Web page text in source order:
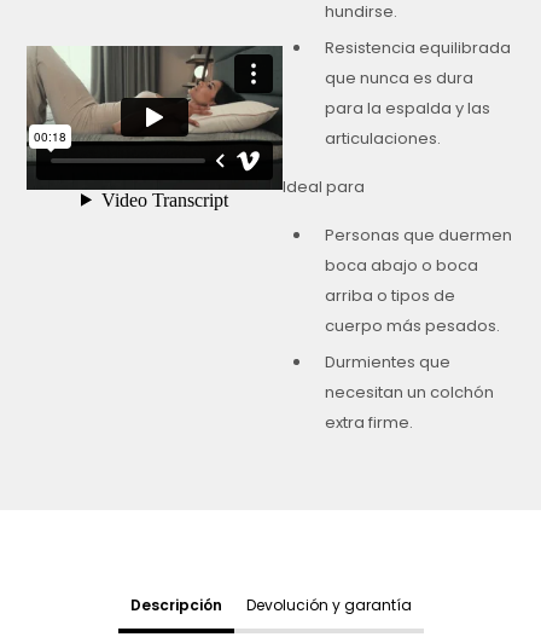
hundirse.
Resistencia equilibrada
que nunca es dura
para la espalda y las
articulaciones.
Ideal para
Personas que duermen
boca abajo o boca
arriba o tipos de
cuerpo más pesados.
Durmientes que
necesitan un colchón
extra firme.
Descripción Devolución y garantía